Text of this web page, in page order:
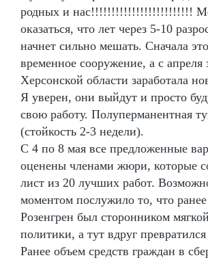
родных и нас!!!!!!!!!!!!!!!!!!!!!!!!!
оказаться, что лет через 5-10
начнет сильно мешать. Сначала
временное сооружение, а с апреля
Херсонской области заработала
Я уверен, они выйдут и просто
свою работу. Полуперманентная
(стойкость 2-3 недели).
С 4 по 8 мая все предложенные
оценены членами жюри, которые
лист из 20 лучших работ.
моментом послужило то, что
Розенгрен был сторонником
политики, а тут вдруг
Ранее объем средств граждан в